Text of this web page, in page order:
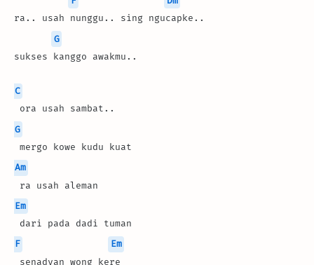
ra.. usah nunggu.. sing ngucapke..
G
sukses kanggo awakmu..
C
ora usah sambat..
G
mergo kowe kudu kuat
Am
ra usah aleman
Em
dari pada dadi tuman
F
Em
senadyan wong kere